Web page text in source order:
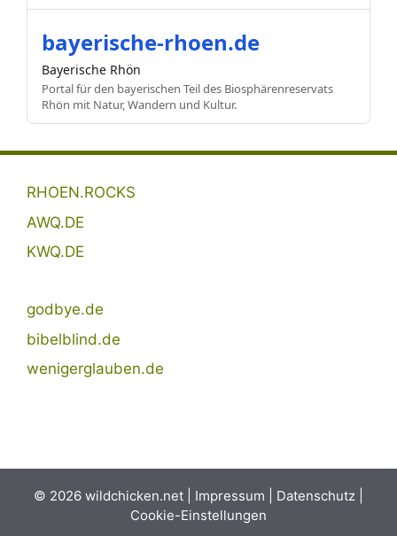
bayerische-rhoen.de
Bayerische Rhön
Portal für den bayerischen Teil des Biosphärenreservats
Rhön mit Natur, Wandern und Kultur.
RHOEN.ROCKS
AWQ.DE
KWQ.DE
godbye.de
bibelblind.de
wenigerglauben.de
© 2026 wildchicken.net | Impressum Datenschutz
Cookie-Einstellungen